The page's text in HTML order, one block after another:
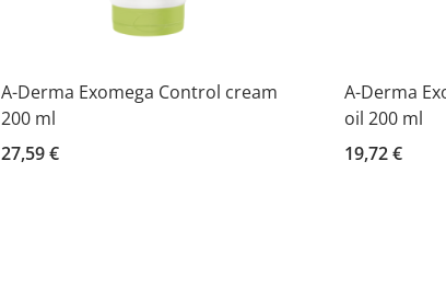
A-Derma Exomega Control cream
200 ml
27,59 €
A-Derma
oil 200 ml
19,72 €